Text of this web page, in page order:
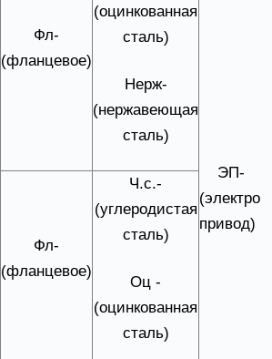
Фл-
(фланцевое)
(оцинкованная
сталь)
Нерж-
(нержавеющая
сталь)
ЭП-
(электро
привод)
Фл-
(фланцевое)
Ч.с.-
(углеродистая
сталь)
Оц -
(оцинкованная
сталь)